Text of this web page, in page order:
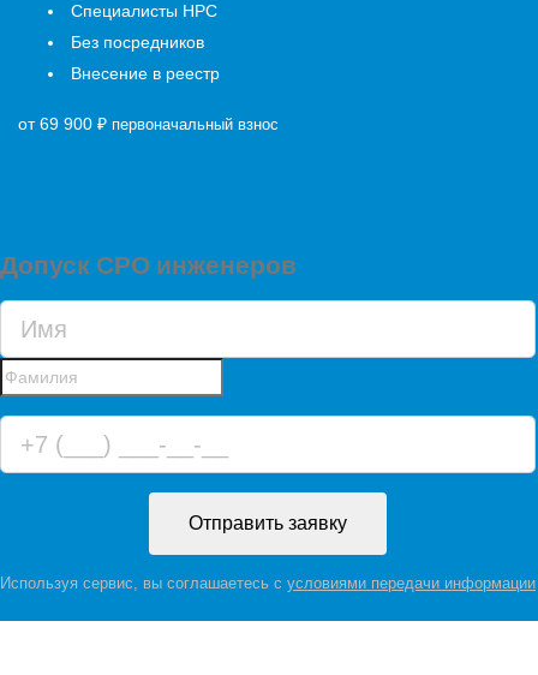
Специалисты НРС
Без посредников
Внесение в реестр
от 69 900 ₽ первоначальный взнос
Допуск СРО инженеров
Отправить заявку
Используя сервис, вы соглашаетесь с условиями передачи информации